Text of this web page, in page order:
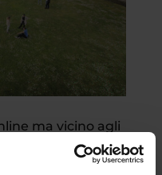
ma vicino agli